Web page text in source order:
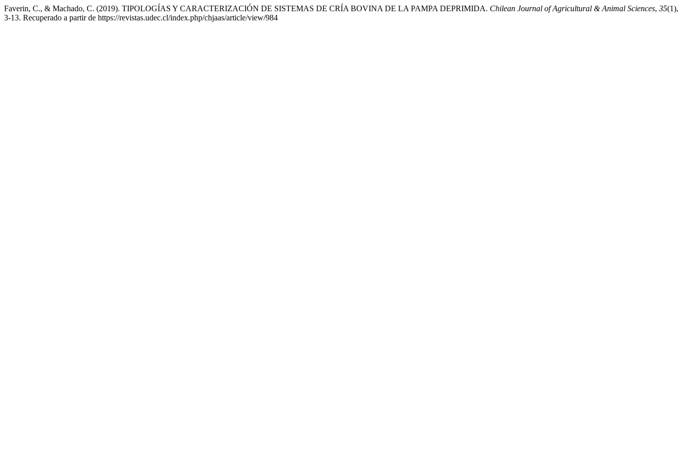
Faverin, C., & Machado, C. (2019). TIPOLOGÍAS Y CARACTERIZACIÓN DE SISTEMAS DE CRÍA BOVINA DE LA PAMPA DEPRIMIDA. Chilean Journal of Agricultural & Animal Sciences, 35(1),
3-13. Recuperado a partir de https://revistas.udec.cl/index.php/chjaas/article/view/984